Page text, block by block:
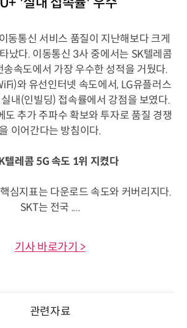
동통신 서비스 품질이 지난해보다 크게
났다. 이동통신 3사 중에서는 SK텔레콤
송속도에서 가장 우수한 성적을 거뒀다.
와 유선인터넷 속도에서, LG유플러스
내(인빌딩) 접속률에서 강점을 보였다.
도 추가 주파수 확보와 투자로 품질 경쟁
을 이어간다는 방침이다.
레콤 5G 속도 1위 지켰다
심지표는 다운로드 속도와 커버리지다.
SKT는 전국 ....
기사 바로가기 >
관련자료